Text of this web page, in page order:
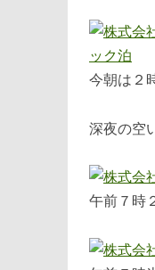
今朝は２
深夜の空
午前７時